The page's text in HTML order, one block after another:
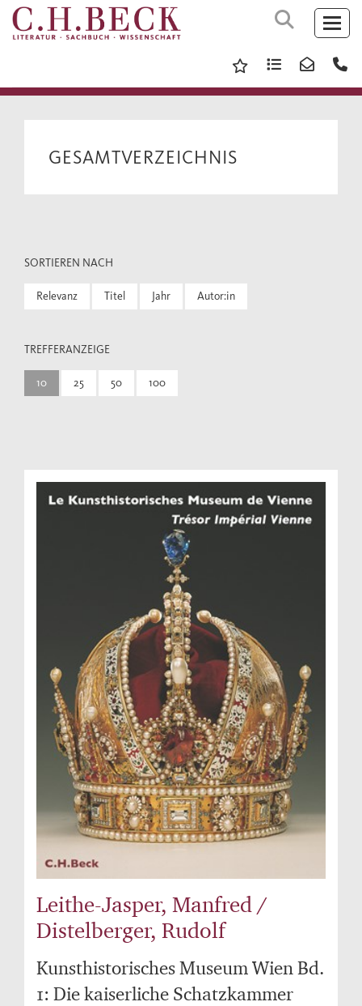
GESAMTVERZEICHNIS
SORTIEREN NACH
Relevanz Titel Jahr Autor:in
TREFFERANZEIGE
10 25 50 100
Leithe-Jasper, Manfred /
Distelberger, Rudolf
Kunsthistorisches Museum Wien Bd.
1: Die kaiserliche Schatzkammer